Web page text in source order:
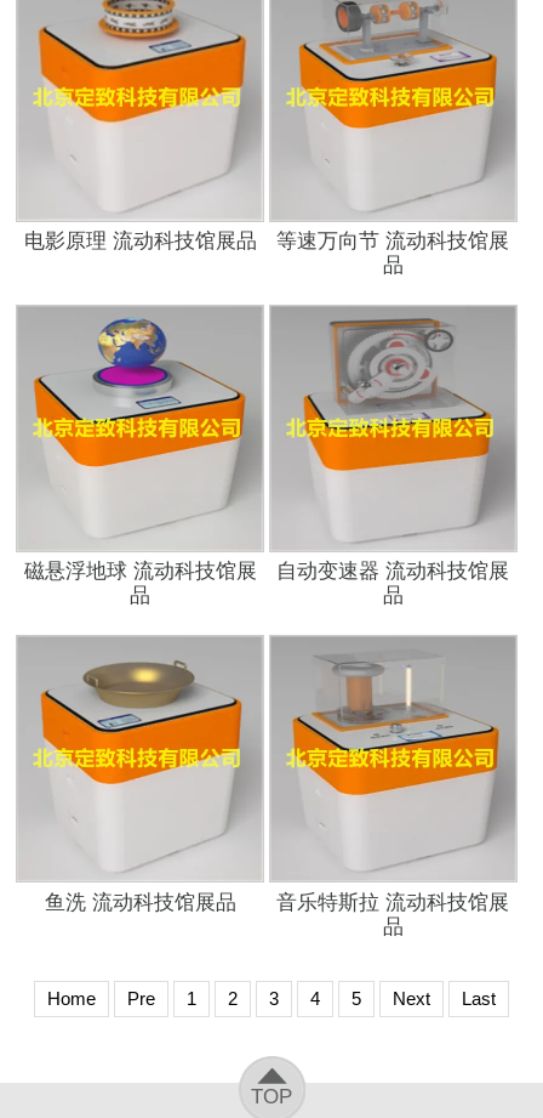
电影原理 流动科技馆展品
等速万向节 流动科技馆展
品
磁悬浮地球 流动科技馆展
品
自动变速器 流动科技馆展
品
鱼洗 流动科技馆展品
音乐特斯拉 流动科技馆展
品
Home Pre 1 2 3 4 5 Next Last
TOP